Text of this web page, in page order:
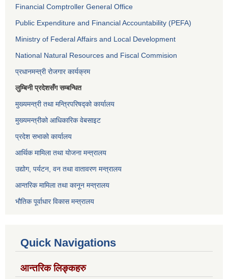
Financial Comptroller General Office
Public Expenditure and Financial Accountability (PEFA)
Ministry of Federal Affairs and Local Development
National Natural Resources and Fiscal Commision
प्रधानमन्त्री रोजगार कार्यक्रम
लुम्बिनी प्रदेशसँग सम्बन्धित
मुख्यमन्त्री तथा मन्त्रिपरिषद्को कार्यालय
मुख्यमन्त्रीको आधिकारिक वेबसाइट
प्रदेश सभाको कार्यालय
आर्थिक मामिला तथा योजना मन्त्रालय
उद्योग, पर्यटन, वन तथा वातावरण मन्त्रालय
आन्तरिक मामिला तथा कानून मन्त्रालय
भौतिक पूर्वाधार विकास मन्त्रालय
Quick Navigations
आन्तरिक लिङ्कहरु